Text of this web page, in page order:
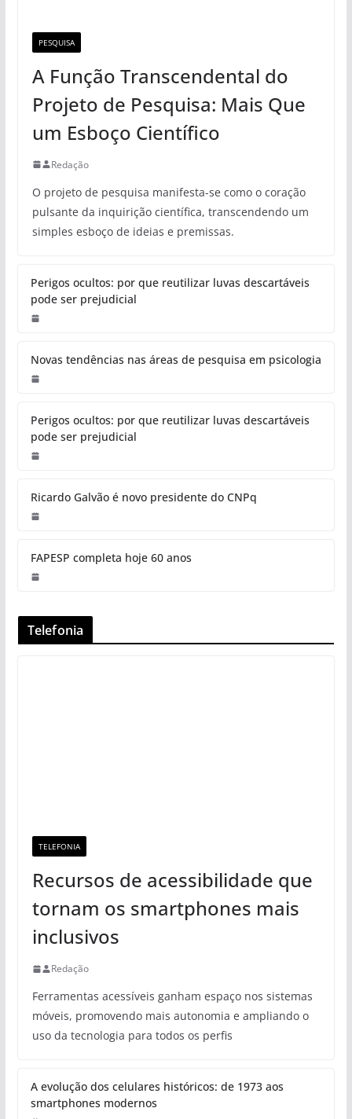
PESQUISA
A Função Transcendental do
Projeto de Pesquisa: Mais Que
um Esboço Científico
Redação
O projeto de pesquisa manifesta-se como o coração
pulsante da inquirição científica, transcendendo um
simples esboço de ideias e premissas.
Perigos ocultos: por que reutilizar luvas descartáveis
pode ser prejudicial
Novas tendências nas áreas de pesquisa em psicologia
Perigos ocultos: por que reutilizar luvas descartáveis
pode ser prejudicial
Ricardo Galvão é novo presidente do CNPq
FAPESP completa hoje 60 anos
Telefonia
TELEFONIA
Recursos de acessibilidade que
tornam os smartphones mais
inclusivos
Redação
Ferramentas acessíveis ganham espaço nos sistemas
móveis, promovendo mais autonomia e ampliando o
uso da tecnologia para todos os perfis
A evolução dos celulares históricos: de 1973 aos
smartphones modernos